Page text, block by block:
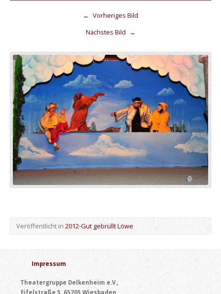
← Vorheriges Bild
Nächstes Bild →
Veröffentlicht in2012-Gut gebrüllt Löwe
Impressum
Theatergruppe Delkenheim e.V.,
Eifelstraße 5, 65205 Wiesbaden,